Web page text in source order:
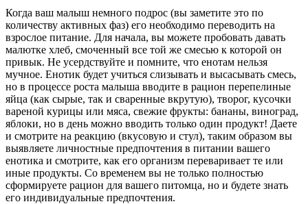
Когда ваш малыш немного подрос (вы заметите это по
количеству активных фаз) его необходимо переводить на
взрослое питание. Для начала, вы можете пробовать давать
малютке хлеб, смоченный все той же смесью к которой он
привык. Не усердствуйте и помните, что енотам нельзя
мучное. Енотик будет учиться слизывать и высасывать смесь,
но в процессе роста малыша вводите в рацион перепелиные
яйца (как сырые, так и сваренные вкрутую), творог, кусочки
вареной курицы или мяса, свежие фрукты: бананы, виноград,
яблоки, но в день можно вводить только один продукт! Даете
и смотрите на реакцию (вкусовую и стул), таким образом вы
выявляете личностные предпочтения в питании вашего
енотика и смотрите, как его организм переваривает те или
иные продукты. Со временем вы не только полностью
сформируете рацион для вашего питомца, но и будете знать
его индивидуальные предпочтения.